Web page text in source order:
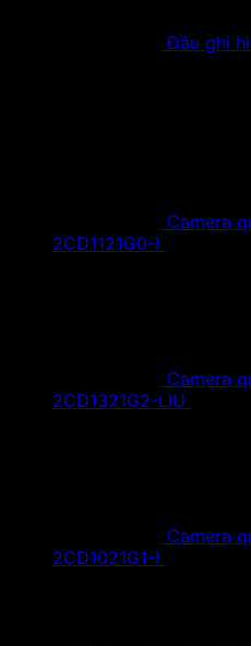
Đầu ghi
Camera
2CD1121G0-I
Camera
2CD1321G2-LIU
Camera
2CD1021G1-I